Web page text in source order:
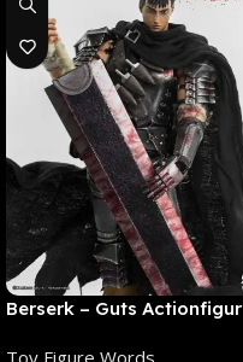
Berserk – Guts Actionfigur
Toy Figure Words